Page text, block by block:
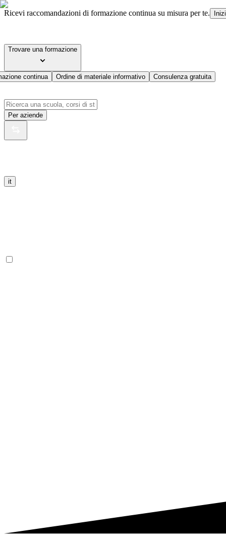
Ricevi raccomandazioni di formazione continua su misura per te.
Trovare una formazione
continua Ordine di materiale informativo Consulenza gratuita
Per aziende
it